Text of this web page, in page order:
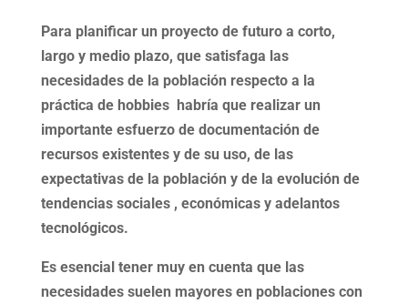
Para planificar un proyecto de futuro a corto,
largo y medio plazo, que satisfaga las
necesidades de la población respecto a la
práctica de hobbies habría que realizar un
importante esfuerzo de documentación de
recursos existentes y de su uso, de las
expectativas de la población y de la evolución de
tendencias sociales , económicas y adelantos
tecnológicos.
Es esencial tener muy en cuenta que las
necesidades suelen mayores en poblaciones con